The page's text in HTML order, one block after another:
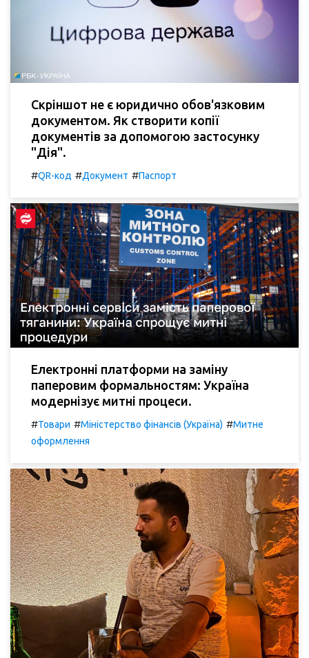
Скріншот не є юридично обов'язковим
документом. Як створити копії
документів за допомогою застосунку
"Дія".
#QR-код #Документ #Паспорт
Електронні платформи на заміну
паперовим формальностям: Україна
модернізує митні процеси.
#Товари #Міністерство фінансів (Україна) #Митне
оформлення